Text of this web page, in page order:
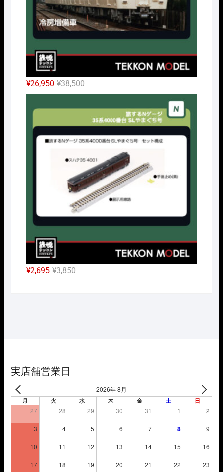
¥38,500元
の
価
¥38,500
し
た。
¥26,950
現
在
の
は
で
す。
¥3,850元
¥2,695
現
実店舗営業日
2026年 8月
月 火 水 木 金 土 日
27 28 29 30 31 1 2
3 4 5 6 7 8 9
10 11 12 13 14 15 16
17 18 19 20 21 22 23